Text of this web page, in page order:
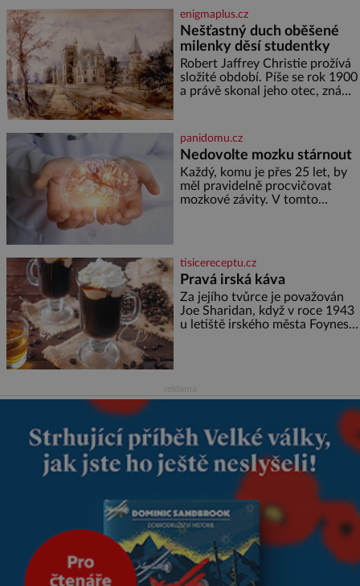
nikdo neodvážil podzemní
hrobku otevřít a její poklop tak
raději jen skrápí svěcenou
vodou. Za několik dní divné
burácení skutečně ustane. Když
o mnoho let později hrobku
enigmaplus.cz
Nešťastný duch oběšené
milenky děsí studentky
Robert Jaffrey Christie prožívá
složité období. Píše se rok 1900
a právě skonal jeho otec, známý
ale doprovázena ohromným
dědictvím
panidomu.cz
Nedovolte mozku stárnout
Každý, komu je přes 25 let, by
měl pravidelně procvičovat
mozkové závity. V tomto
marně v paměti lovíte název
knížky, kterou jste nedávno
přečetli. Je to opravdu tak, s
věkem jako kdyby se paměť
rozhodla stávkovat. Cvičte
tisicereceptu.cz
Pravá irská káva
Za jejího tvůrce je považován
Joe Sharidan, když v roce 1943
u letiště irského města Foynes